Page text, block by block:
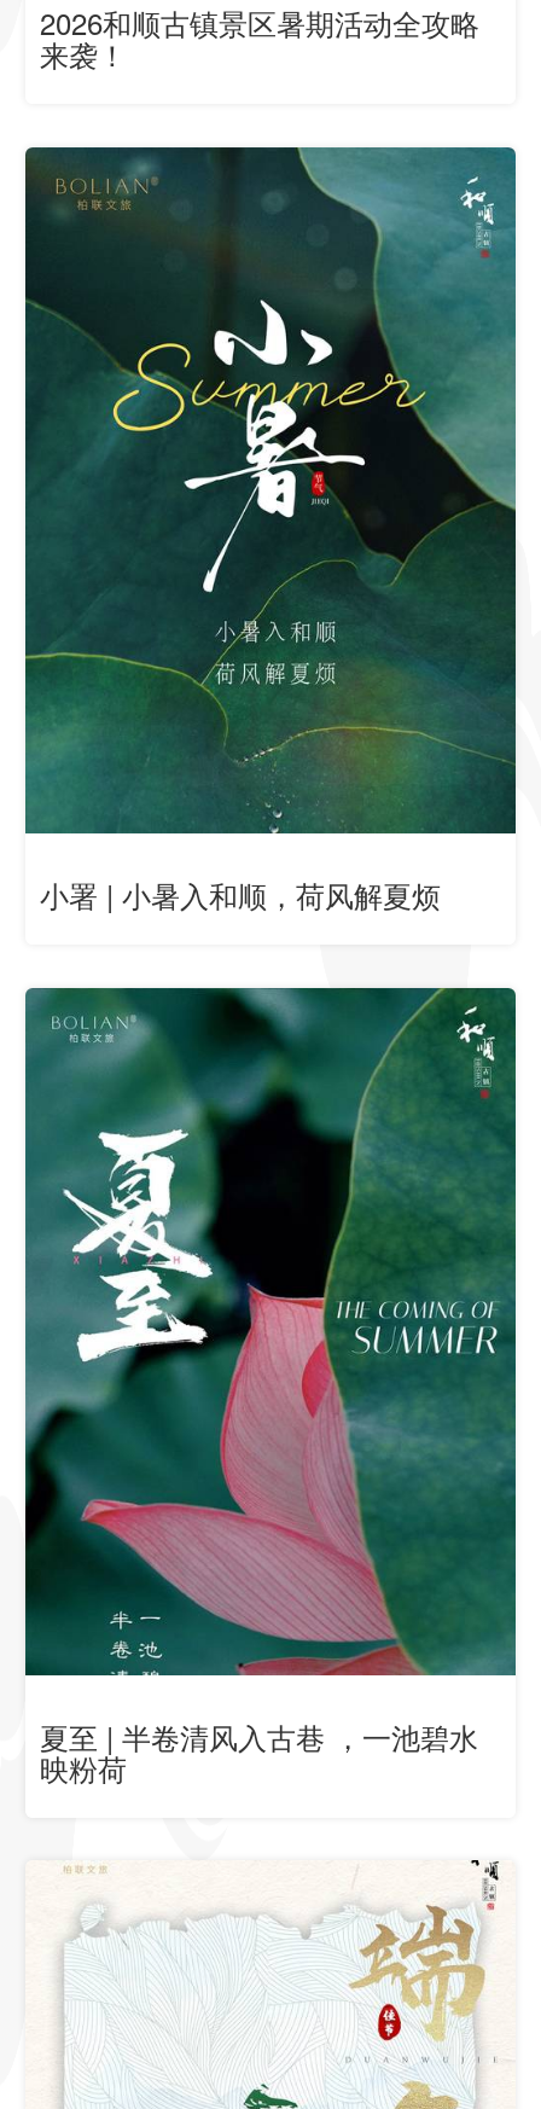
2026和顺古镇景区暑期活动全攻略
来袭！
小署 | 小暑入和顺，荷风解夏烦
夏至 | 半卷清风入古巷 ，一池碧水
映粉荷